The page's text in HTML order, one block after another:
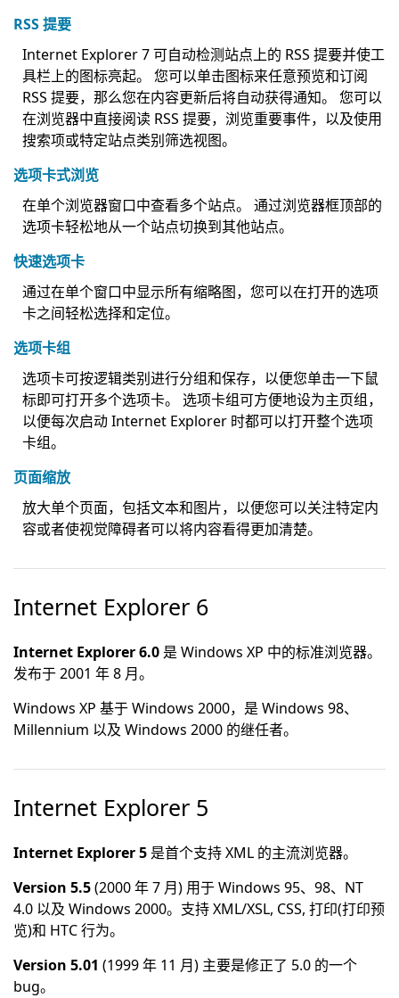
RSS 提要
Internet Explorer 7 可自动检测站点上的 RSS 提要并使工
具栏上的图标亮起。 您可以单击图标来任意预览和订阅
RSS 提要，那么您在内容更新后将自动获得通知。 您可以
在浏览器中直接阅读 RSS 提要，浏览重要事件，以及使用
搜索项或特定站点类别筛选视图。
选项卡式浏览
在单个浏览器窗口中查看多个站点。 通过浏览器框顶部的
选项卡轻松地从一个站点切换到其他站点。
快速选项卡
通过在单个窗口中显示所有缩略图，您可以在打开的选项
卡之间轻松选择和定位。
选项卡组
选项卡可按逻辑类别进行分组和保存，以便您单击一下鼠
标即可打开多个选项卡。 选项卡组可方便地设为主页组，
以便每次启动 Internet Explorer 时都可以打开整个选项
卡组。
页面缩放
放大单个页面，包括文本和图片，以便您可以关注特定内
容或者使视觉障碍者可以将内容看得更加清楚。
Internet Explorer 6
Internet Explorer 6.0 是 Windows XP 中的标准浏览器。
发布于 2001 年 8 月。
Windows XP 基于 Windows 2000，是 Windows 98、
Millennium 以及 Windows 2000 的继任者。
Internet Explorer 5
Internet Explorer 5 是首个支持 XML 的主流浏览器。
Version 5.5(2000 年 7 月) 用于 Windows 95、98、NT
4.0 以及 Windows 2000。支持 XML/XSL, CSS, 打印(打印预
览)和 HTC 行为。
Version 5.01 (1999 年 11 月) 主要是修正了 5.0 的一个
bug。